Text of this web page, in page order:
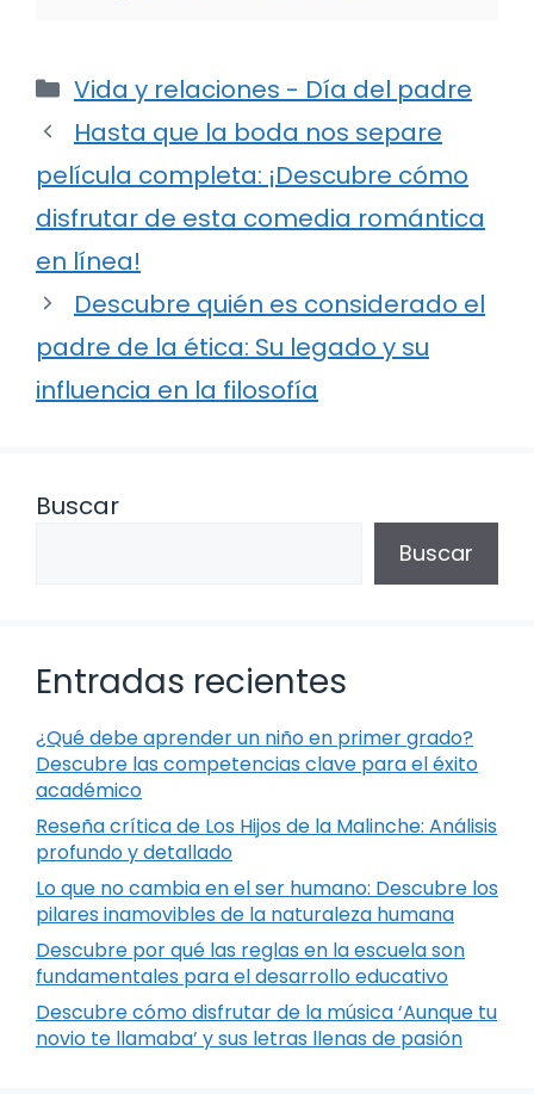
Categorías
Vida y relaciones - Día del padre
Hasta que la boda nos separe
película completa: ¡Descubre cómo
disfrutar de esta comedia romántica
en línea!
Descubre quién es considerado el
padre de la ética: Su legado y su
influencia en la filosofía
Buscar
Buscar
Entradas recientes
¿Qué debe aprender un niño en primer grado?
Descubre las competencias clave para el éxito
académico
Reseña crítica de Los Hijos de la Malinche: Análisis
profundo y detallado
Lo que no cambia en el ser humano: Descubre los
pilares inamovibles de la naturaleza humana
Descubre por qué las reglas en la escuela son
fundamentales para el desarrollo educativo
Descubre cómo disfrutar de la música ‘Aunque tu
novio te llamaba’ y sus letras llenas de pasión